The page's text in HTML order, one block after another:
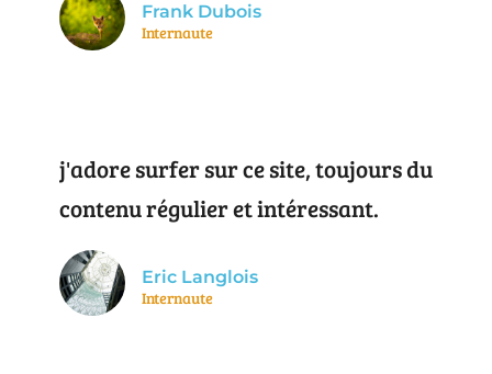
Frank Dubois
Internaute
j'adore surfer sur ce site, toujours du
contenu régulier et intéressant.
Eric Langlois
Internaute